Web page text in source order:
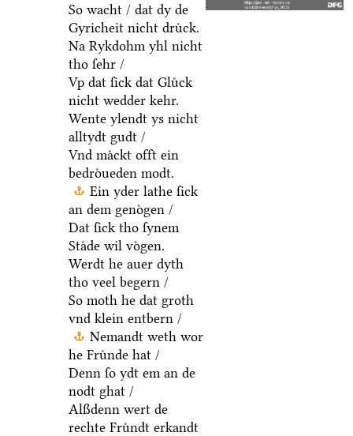
So wacht / dat dy de
Gyricheit nicht druͤck.
Na Rykdohm yhl nicht
tho ſehr /
Vp dat ſick dat Gluͤck
nicht wedder kehr.
Wente ylendt ys nicht
alltydt gudt /
Vnd maͤckt offt ein
bedroͤueden modt.
Ein yder lathe ſick
an dem genoͤgen /
Dat ſick tho ſynem
Staͤde wil voͤgen.
Werdt he auer dyth
tho veel begern /
So moth he dat groth
vnd klein entbern /
Nemandt weth wor
he Fruͤnde hat /
Denn ſo ydt em an de
nodt ghat /
Alßdenn wert de
rechte Fruͤndt erkandt